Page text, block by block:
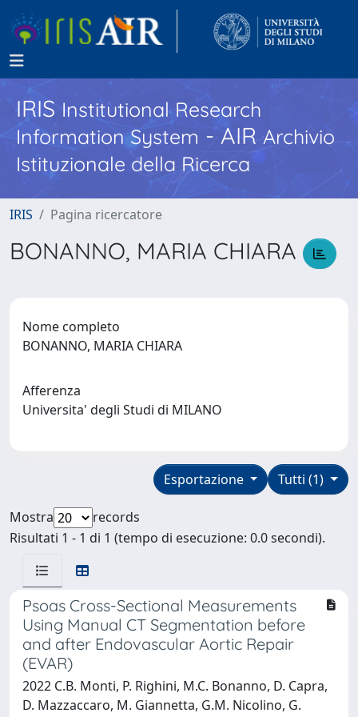
IRISInstitutional Research
Information System - AIR Archivio
Istituzionale della Ricerca
IRIS Pagina ricercatore
BONANNO, MARIA CHIARA
Nome completo
BONANNO, MARIA CHIARA
Afferenza
Universita' degli Studi di MILANO
Tutti (1)
Esportazione
Mostra
records
Risultati 1 - 1 di 1 (tempo di esecuzione: 0.0 secondi).
Psoas Cross-Sectional Measurements
Using Manual CT Segmentation before
and after Endovascular Aortic Repair
(EVAR)
2022 C.B. Monti, P. Righini, M.C. Bonanno, D. Capra,
D. Mazzaccaro, M. Giannetta, G.M. Nicolino, G.